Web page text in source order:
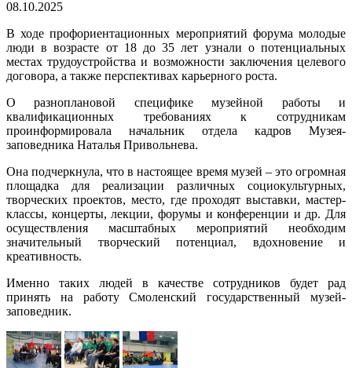
08.10.2025
В ходе профориентационных мероприятий форума молодые
люди в возрасте от 18 до 35 лет узнали о потенциальных
местах трудоустройства и возможности заключения целевого
договора, а также перспективах карьерного роста.
О разноплановой специфике музейной работы и
квалификационных требованиях к сотрудникам
проинформировала начальник отдела кадров Музея-
заповедника Наталья Привольнева.
Она подчеркнула, что в настоящее время музей – это огромная
площадка для реализации различных социокультурных,
творческих проектов, место, где проходят выставки, мастер-
классы, концерты, лекции, форумы и конференции и др. Для
осуществления масштабных мероприятий необходим
значительный творческий потенциал, вдохновение и
креативность.
Именно таких людей в качестве сотрудников будет рад
принять на работу Смоленский государственный музей-
заповедник.